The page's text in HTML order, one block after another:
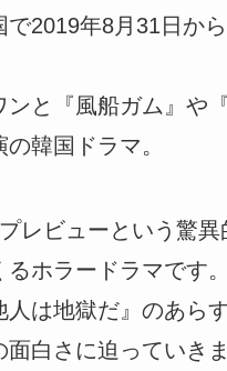
2019年8月31日か
ンと『風船ガム』
韓国ドラマ。
レビューという驚
ホラードラマです。
人は地獄だ』のあら
白さに迫っていきま